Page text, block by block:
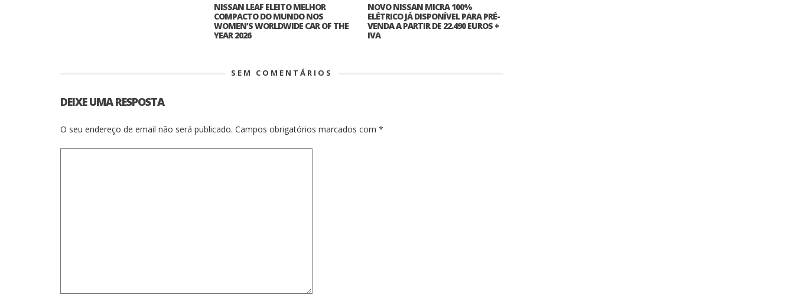
NISSAN LEAF ELEITO MELHOR
COMPACTO DO MUNDO NOS
WOMEN’S WORLDWIDE CAR OF THE
YEAR 2026
NOVO NISSAN MICRA 100%
ELÉTRICO JÁ DISPONÍVEL PARA PRÉ-
VENDA A PARTIR DE 22.490 EUROS +
IVA
SEM COMENTÁRIOS
DEIXE UMA RESPOSTA
O seu endereço de email não será publicado. Campos obrigatórios marcados com *